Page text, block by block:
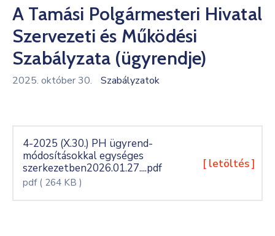
Kultúra
Keresés
A Tamási Polgármesteri Hivatal
Szervezeti és Működési
Szabályzata (ügyrendje)
2025. október 30. Szabályzatok
4-2025 (X.30.) PH ügyrend-
módosításokkal egységes
szerkezetben2026.01.27....pdf
pdf ( 264 KB )
[ letöltés ]